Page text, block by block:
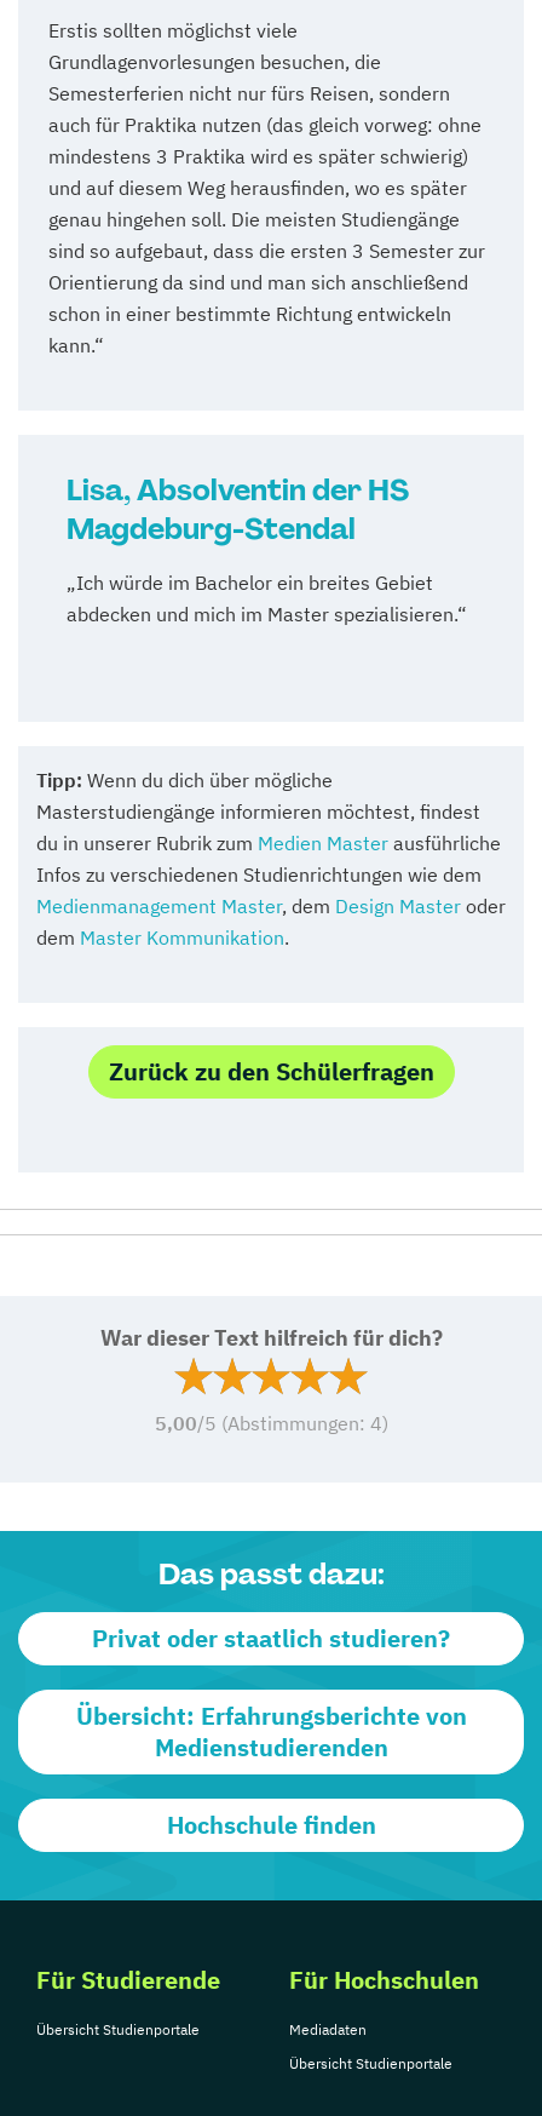
Erstis sollten möglichst viele
Grundlagenvorlesungen besuchen, die
Semesterferien nicht nur fürs Reisen, sondern
auch für Praktika nutzen (das gleich vorweg: ohne
mindestens 3 Praktika wird es später schwierig)
und auf diesem Weg herausfinden, wo es später
genau hingehen soll. Die meisten Studiengänge
sind so aufgebaut, dass die ersten 3 Semester zur
Orientierung da sind und man sich anschließend
schon in einer bestimmte Richtung entwickeln
kann.“
Lisa, Absolventin der HS
Magdeburg-Stendal
„Ich würde im Bachelor ein breites Gebiet
abdecken und mich im Master spezialisieren.“
Tipp: Wenn du dich über mögliche
Masterstudiengänge informieren möchtest, findest
du in unserer Rubrik zum Medien Master ausführliche
Infos zu verschiedenen Studienrichtungen wie dem
Medienmanagement Master, dem Design Master oder
dem Master Kommunikation.
Zurück zu den Schülerfragen
War dieser Text hilfreich für dich?
5,00/5 (Abstimmungen: 4)
Das passt dazu:
Privat oder staatlich studieren?
Übersicht: Erfahrungsberichte von
Medienstudierenden
Hochschule finden
Für Studierende
Übersicht Studienportale
Für Hochschulen
Mediadaten
Übersicht Studienportale